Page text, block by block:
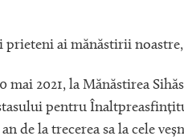
prieteni ai mănăstirii noastre,
mai 2021, la Mănăstirea
pentru
de la trecerea sa la cele